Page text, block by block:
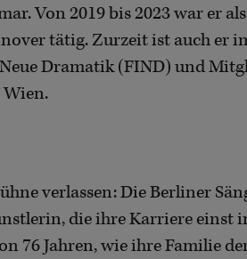
Von 2019 bis 2023 war er
tätig. Zurzeit ist auch er
Dramatik (FIND) und
Wien.
verlassen: Die Berliner
die ihre Karriere einst
76 Jahren, wie ihre Familie